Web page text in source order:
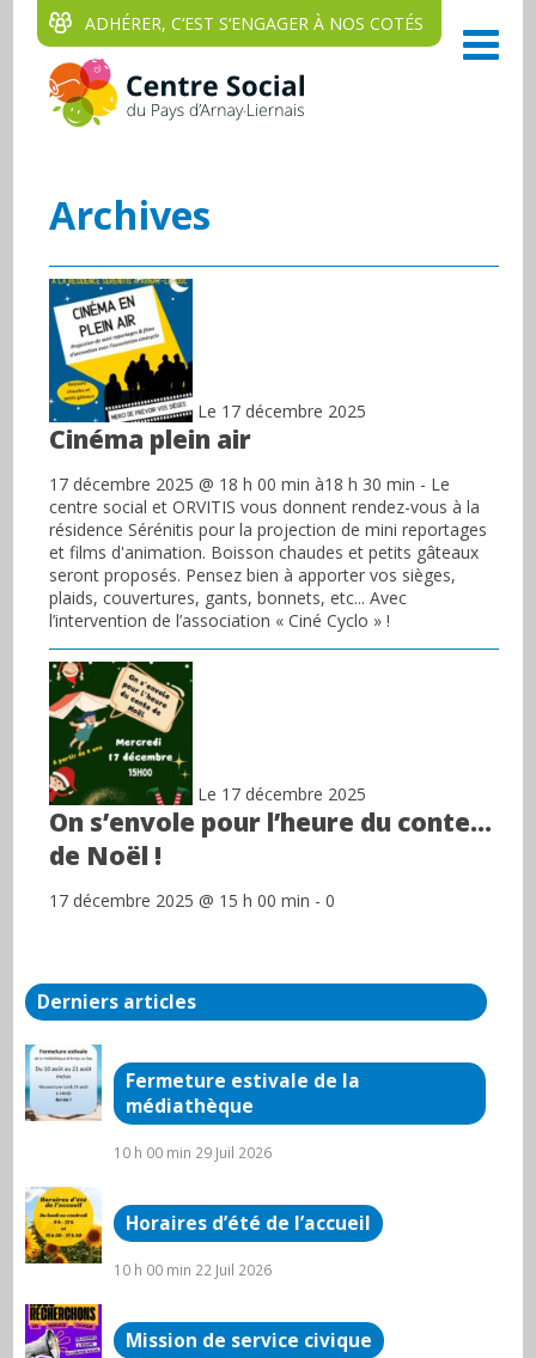
ADHÉRER, C‘EST S‘ENGAGER À NOS COTÉS
Archives
Le 17 décembre 2025
Cinéma plein air
17 décembre 2025 @ 18 h 00 min à18 h 30 min - Le
centre social et ORVITIS vous donnent rendez-vous à la
résidence Sérénitis pour la projection de mini reportages
et films d'animation. Boisson chaudes et petits gâteaux
seront proposés. Pensez bien à apporter vos sièges,
plaids, couvertures, gants, bonnets, etc... Avec
l’intervention de l’association « Ciné Cyclo » !
Le 17 décembre 2025
On s’envole pour l’heure du conte…
de Noël !
17 décembre 2025 @ 15 h 00 min - 0
Derniers articles
Fermeture estivale de la
médiathèque
10 h 00 min 29 Juil 2026
Horaires d’été de l’accueil
10 h 00 min 22 Juil 2026
Mission de service civique